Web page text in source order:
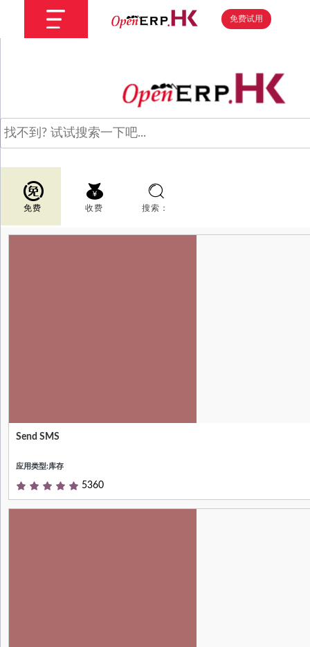
免费试用
免费 收费 搜索：
You can use multiple gateway for
Send SMS
应用类型:库存
5360